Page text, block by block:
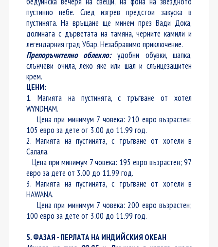
пустинно небе. След изгрев предстои закуска в
пустинята. На връщане ще минем през Вади Дока,
долината с дърветата на тамяна, черните камили и
легендарния град Убар. Незабравимо приключение.
Препоръчително облекло:удобни обувки, шапка,
слънчеви очила, леко яке или шал и слънцезащитен
крем.
ЦЕНИ:
1. Магията на пустинята, с тръгване от хотел
WYNDHAM.
Цена при минимум 7 човека: 210 евро възрастен;
105 евро за дете от 3.00 до 11.99 год.
2. Магията на пустинята, с тръгване от хотели в
Салала.
Цена при минимум 7 човека: 195 евро възрастен; 97
евро за дете от 3.00 до 11.99 год.
3. Магията на пустинята, с тръгване от хотели в
HAWANA.
Цена при минимум 7 човека: 200 евро възрастен;
100 евро за дете от 3.00 до 11.99 год.
5. ФАЗАЯ - ПЕРЛАТА НА ИНДИЙСКИЯ ОКЕАН